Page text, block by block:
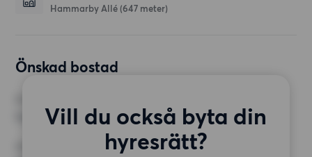
Hammarby Allé (647 meter)
Önskad bostad
Vill du också byta din
hyresrätt?
MINST ANTAL KVADRATMETER